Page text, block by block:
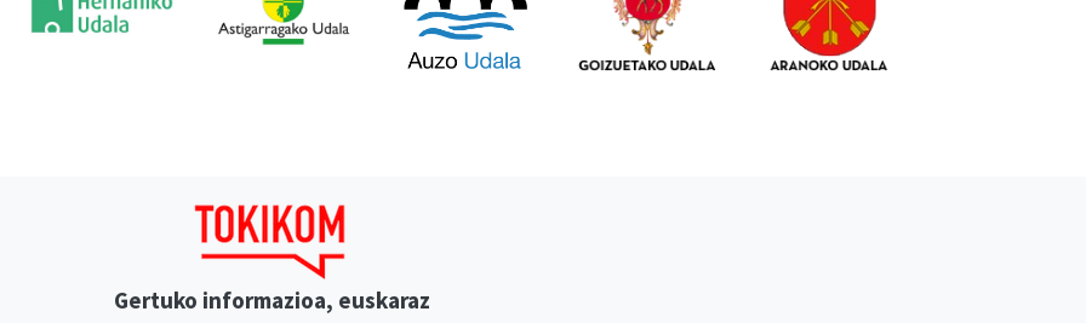
Gertuko informazioa, euskaraz